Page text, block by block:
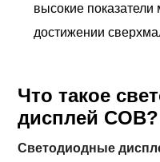
высокие
достижении
Что такое
дисплей COB?
Светодиодные